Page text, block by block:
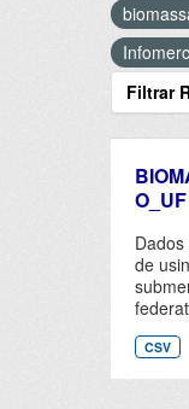
Filtrar
O_UF
de
CSV